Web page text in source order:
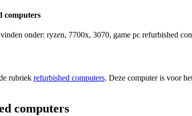
computers
onder: ryzen, 7700x, 3070, game pc refurbished
rubriek refurbished computers. Deze computer is voor
computers